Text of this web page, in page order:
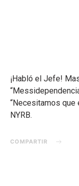
¡Habló el Jefe!
“Necesitamos que
NYRB.
COMPARTIR